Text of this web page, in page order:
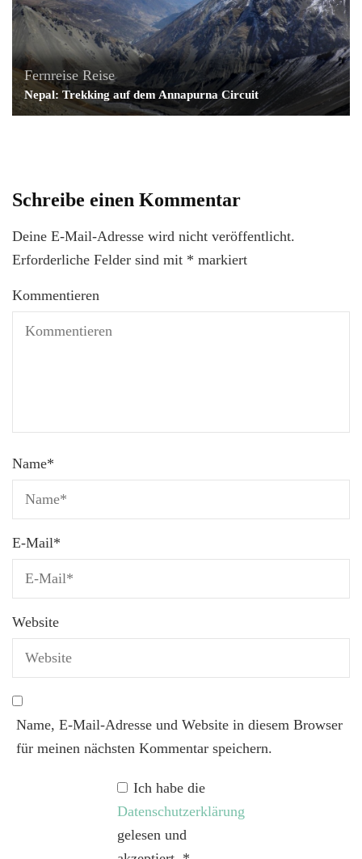
Fernreise Reise
Nepal: Trekking auf dem Annapurna Circuit
Schreibe einen Kommentar
Deine E-Mail-Adresse wird nicht veröffentlicht.
Erforderliche Felder sind mit * markiert
Kommentieren
Name*
E-Mail*
Website
Name, E-Mail-Adresse und Website in diesem Browser
für meinen nächsten Kommentar speichern.
Ich habe die
Datenschutzerklärung
gelesen und